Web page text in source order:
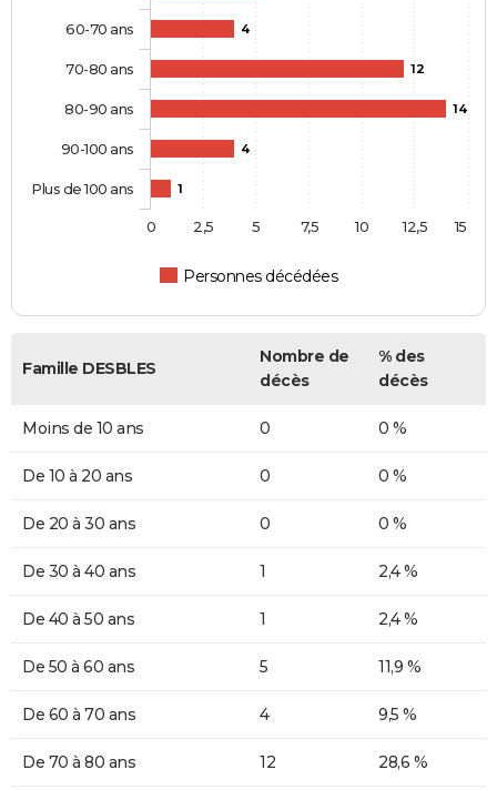
4
12
14
4
1
Personnes décédées
60-70 ans
70-80 ans
80-90 ans
90-100 ans
Plus de 100 ans
0 2,5 5 7,5 10 12,5 15
Famille DESBLES
Nombre de
décès
% des
décès
Moins de 10 ans 0 0 %
De 10 à 20 ans 0 0 %
De 20 à 30 ans 0 0 %
De 30 à 40 ans 1 2,4 %
De 40 à 50 ans 1 2,4 %
De 50 à 60 ans 5 11,9 %
De 60 à 70 ans 4 9,5 %
De 70 à 80 ans 12 28,6 %